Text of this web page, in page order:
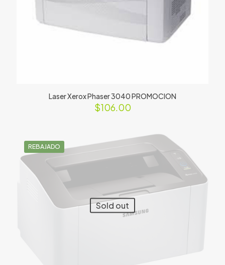
Laser Xerox Phaser 3040 PROMOCION
$106.00
REBAJADO
Sold out